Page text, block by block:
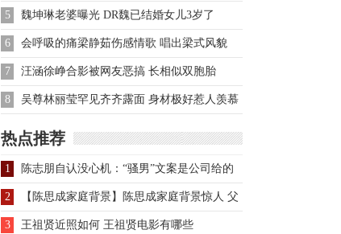
5 魏坤琳老婆曝光 DR魏已结婚女儿3岁了
6 会呼吸的痛梁静茹伤感情歌 唱出梁式风貌
7 汪涵徐峥合影被网友恶搞 长相似双胞胎
8 吴尊林丽莹罕见齐齐露面 身材极好惹人羡慕
热点推荐
1 陈志朋自认没心机：“骚男”文案是公司给的
2 【陈思成家庭背景】陈思成家庭背景惊人 父
母背景不简单
3 王祖贤近照如何 王祖贤电影有哪些